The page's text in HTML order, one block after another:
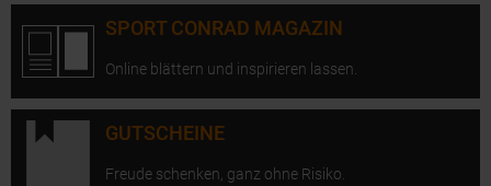
SPORT CONRAD MAGAZIN
Online blättern und inspirieren lassen.
GUTSCHEINE
Freude schenken, ganz ohne Risiko.